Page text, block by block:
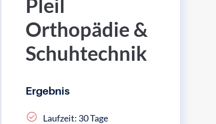
Pleil
Orthopädie &
Schuhtechnik
Ergebnis
Laufzeit: 30 Tage